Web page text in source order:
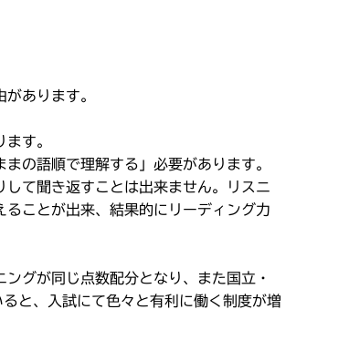
あります。
す。
の語順で理解する」必要があります。
て聞き返すことは出来ません。リスニ
ことが出来、結果的にリーディング力
グが同じ点数配分となり、また国立・
と、入試にて色々と有利に働く制度が増